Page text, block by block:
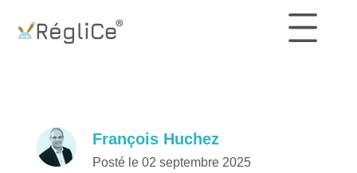
François Huchez
Posté le 02 septembre 2025